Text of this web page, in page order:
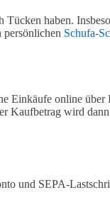
haben.
Schufa-
Einkäufe online über
Kaufbetrag wird
und SEPA-